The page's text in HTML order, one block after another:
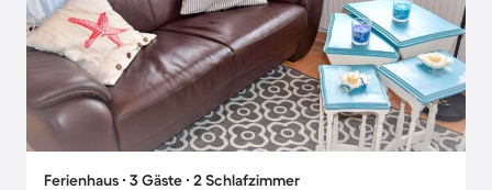
Ferienhaus ∙ 3 Gäste ∙ 2 Schlafzimmer